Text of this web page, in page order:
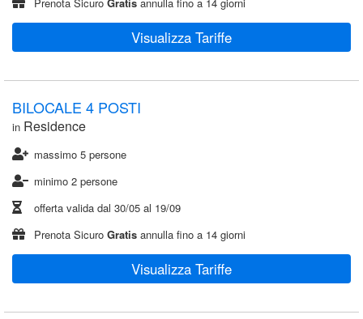
Visualizza Tariffe
BILOCALE 4 POSTI
in Residence
massimo 5 persone
minimo 2 persone
offerta valida dal 30/05 al 19/09
Prenota Sicuro Gratis annulla fino a 14 giorni
Visualizza Tariffe